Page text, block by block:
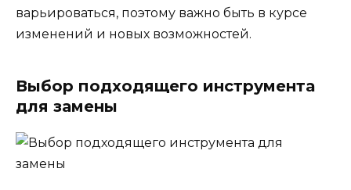
варьироваться, поэтому важно быть в курсе
изменений и новых возможностей.
Выбор подходящего инструмента
для замены